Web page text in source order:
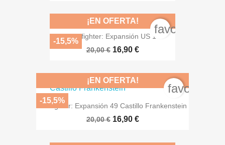
Warfighter: Expansión US 1
20,00 € 16,90 €
¡EN OFERTA!
-15,5%
Warfighter: Expansión 49 Castillo Frankenstein
20,00 € 16,90 €
¡EN OFERTA!
-15,5%